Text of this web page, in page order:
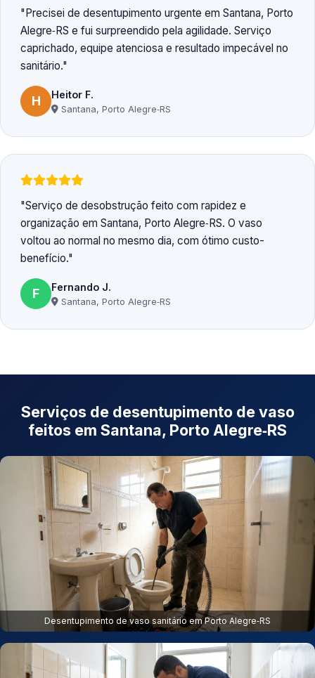
Precisei de desentupimento urgente em Santana, Porto
Alegre‑RS e fui surpreendido pela agilidade. Serviço
caprichado, equipe atenciosa e resultado impecável no
sanitário.
H Heitor F.
Santana, Porto Alegre‑RS
Serviço de desobstrução feito com rapidez e
organização em Santana, Porto Alegre‑RS. O vaso
voltou ao normal no mesmo dia, com ótimo custo-
benefício.
F Fernando J.
Santana, Porto Alegre‑RS
Serviços de desentupimento de vaso
feitos em Santana, Porto Alegre‑RS
Desentupimento de vaso sanitário em Porto Alegre‑RS